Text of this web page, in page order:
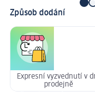
Způsob dodání
Expresní vyzvednutí v
prodejně